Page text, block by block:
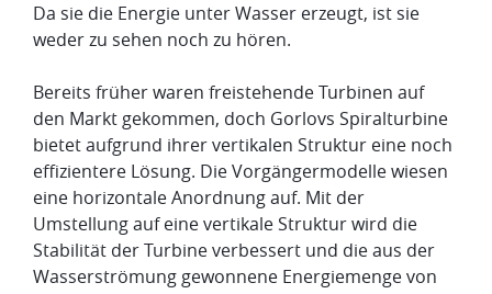
Da sie die Energie unter Wasser erzeugt, ist sie
weder zu sehen noch zu hören.
Bereits früher waren freistehende Turbinen auf
den Markt gekommen, doch Gorlovs Spiral­turbine
bietet aufgrund ihrer vertikalen Struktur eine noch
effizientere Lösung. Die Vor­gängermodelle wiesen
eine horizontale Anordnung auf. Mit der
Umstellung auf eine vertikale Struktur wird die
Stabilität der Turbine verbessert und die aus der
Wasserströmung gewon­ne­ne Energiemenge von